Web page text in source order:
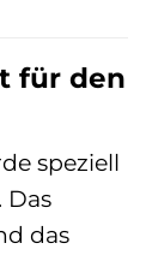
für den
speziell
das